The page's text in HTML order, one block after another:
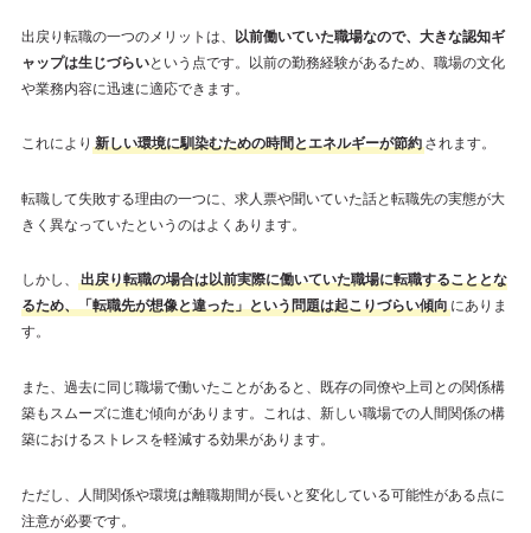
出戻り転職の一つのメリットは、
以前働いていた職場なので、大きな認知ギ
ャップは生じづらいという点です。以前の勤務経験があるため、職場の文化
や業務内容に迅速に適応できます。
これにより 新しい環境に馴染むための時間とエネルギーが節約されます。
転職して失敗する理由の一つに、求人票や聞いていた話と転職先の実態が大
きく異なっていたというのはよくあります。
しかし、
出戻り転職の場合は以前実際に働いていた職場に転職することとな
るため、「転職先が想像と違った」という問題は起こりづらい傾向にありま
す。
また、過去に同じ職場で働いたことがあると、既存の同僚や上司との関係構
築もスムーズに進む傾向があります。これは、新しい職場での人間関係の構
築におけるストレスを軽減する効果があります。
ただし、人間関係や環境は離職期間が長いと変化している可能性がある点に
注意が必要です。